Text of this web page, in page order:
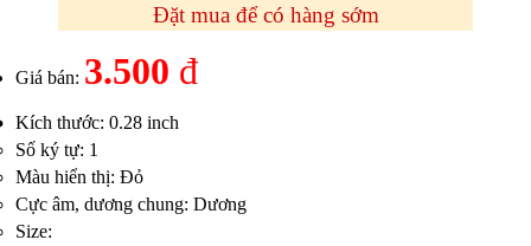
Đặt mua để có hàng sớm
Giá bán: 3.500 đ
Kích thước: 0.28 inch
Số ký tự: 1
Màu hiển thị: Đỏ
Cực âm, dương chung: Dương
Size: